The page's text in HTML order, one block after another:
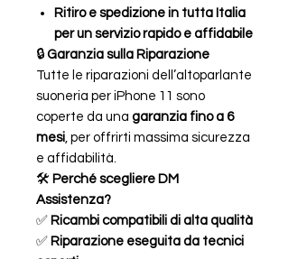
Ritiro e spedizione in tutta Italia
per un servizio rapido e affidabile
🔒 Garanzia sulla Riparazione
Tutte le riparazioni dell’altoparlante
suoneria per iPhone 11 sono
coperte da una garanzia fino a 6
mesi , per offrirti massima sicurezza
e affidabilità.
🛠 Perché scegliere DM
Assistenza?
✅ Ricambi compatibili di alta qualità
✅ Riparazione eseguita da tecnici